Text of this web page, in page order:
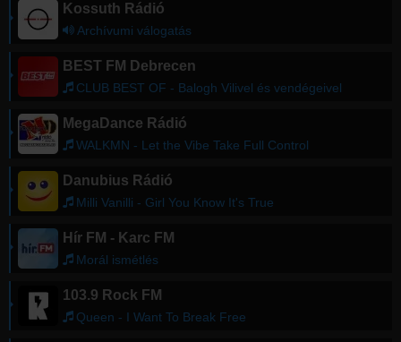
Kossuth Rádió
Archívumi válogatás
BEST FM Debrecen
CLUB BEST OF - Balogh Vilivel és vendégeivel
MegaDance Rádió
WALKMN - Let the Vibe Take Full Control
Danubius Rádió
Milli Vanilli - Girl You Know It's True
Hír FM - Karc FM
Morál ismétlés
103.9 Rock FM
Queen - I Want To Break Free